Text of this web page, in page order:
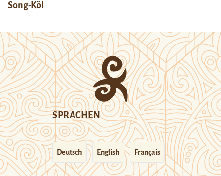
Song-Köl
SPRACHEN
Deutsch English Français